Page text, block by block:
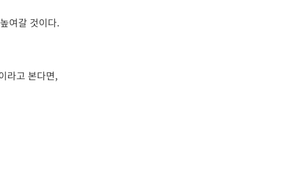
여갈 것이다.
라고 본다면,